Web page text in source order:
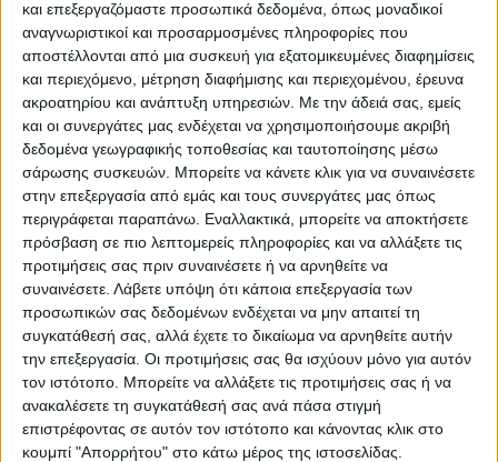
και επεξεργαζόμαστε προσωπικά δεδομένα, όπως μοναδικοί
αναγνωριστικοί και προσαρμοσμένες πληροφορίες που
αποστέλλονται από μια συσκευή για εξατομικευμένες διαφημίσεις
και περιεχόμενο, μέτρηση διαφήμισης και περιεχομένου, έρευνα
ακροατηρίου και ανάπτυξη υπηρεσιών. Με την άδειά σας, εμείς
και οι συνεργάτες μας ενδέχεται να χρησιμοποιήσουμε ακριβή
δεδομένα γεωγραφικής τοποθεσίας και ταυτοποίησης μέσω
σάρωσης συσκευών. Μπορείτε να κάνετε κλικ για να συναινέσετε
στην επεξεργασία από εμάς και τους συνεργάτες μας όπως
περιγράφεται παραπάνω. Εναλλακτικά, μπορείτε να αποκτήσετε
πρόσβαση σε πιο λεπτομερείς πληροφορίες και να αλλάξετε τις
προτιμήσεις σας πριν συναινέσετε ή να αρνηθείτε να
συναινέσετε. Λάβετε υπόψη ότι κάποια επεξεργασία των
προσωπικών σας δεδομένων ενδέχεται να μην απαιτεί τη
συγκατάθεσή σας, αλλά έχετε το δικαίωμα να αρνηθείτε αυτήν
την επεξεργασία. Οι προτιμήσεις σας θα ισχύουν μόνο για αυτόν
τον ιστότοπο. Μπορείτε να αλλάξετε τις προτιμήσεις σας ή να
ανακαλέσετε τη συγκατάθεσή σας ανά πάσα στιγμή
επιστρέφοντας σε αυτόν τον ιστότοπο και κάνοντας κλικ στο
κουμπί "Απορρήτου" στο κάτω μέρος της ιστοσελίδας.
ΝΕΟΣ ΑΓΩΝ
https://neosagon.gr
Η Αρχαιότερη Καθημερινή Πρωινή Εφημερίδα της Καρδίτσας
ΠΑΡΟΜΟΙΑ ΑΡΘΡΑ